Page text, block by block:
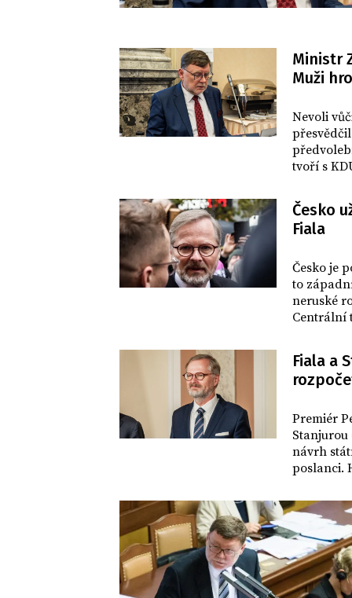
Ministr
Muži
Nevoli
tvoří s
Česko
Fiala
Česko je
to
neruské
Centrální
možné
Fiala a
Premiér
Stanjurou
návrh
poslanci.